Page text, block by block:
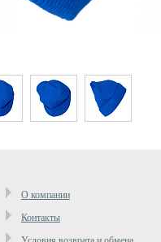
О компании
Контакты